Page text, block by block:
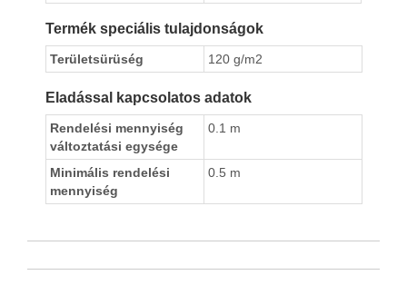
Termék speciális tulajdonságok
Területsürüség 120 g/m2
Eladással kapcsolatos adatok
Rendelési mennyiség
változtatási egysége
0.1 m
Minimális rendelési
mennyiség
0.5 m